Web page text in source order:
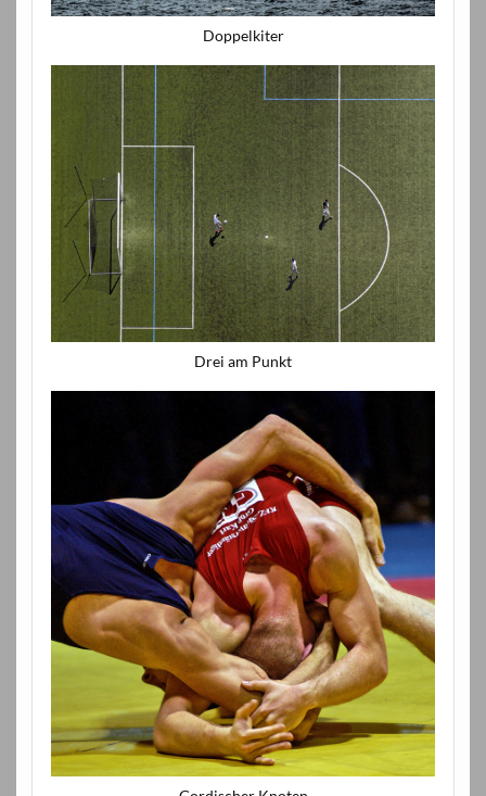
Doppelkiter
Drei am Punkt